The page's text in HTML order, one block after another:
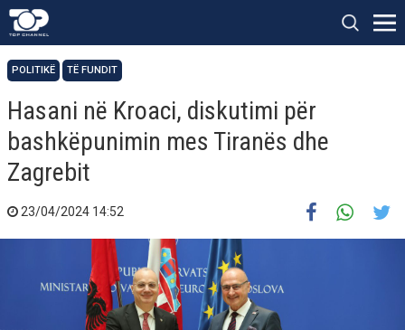
POLITIKË TË FUNDIT
Hasani në Kroaci, diskutimi për
bashkëpunimin mes Tiranës dhe
Zagrebit
23/04/2024 14:52